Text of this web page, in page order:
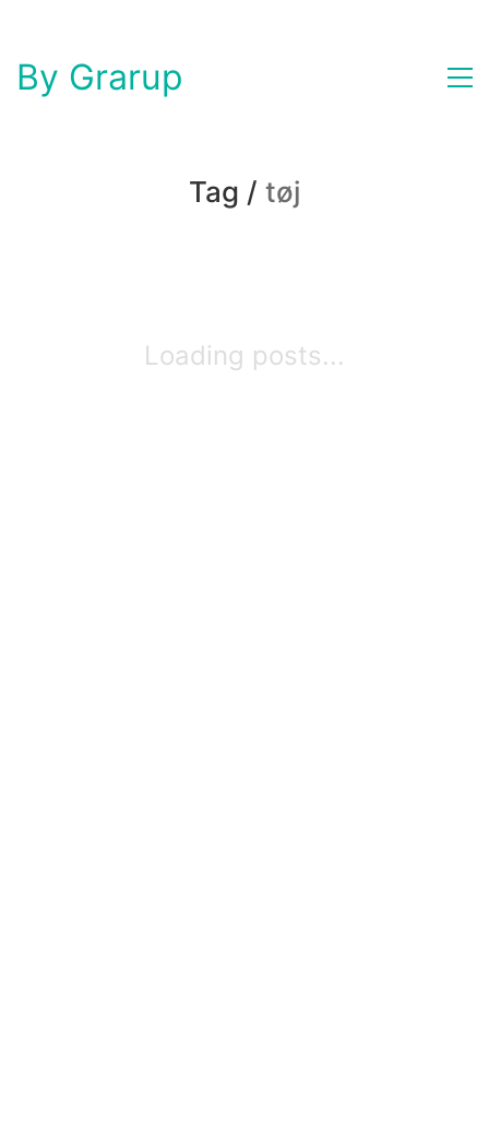
By Grarup
Tag / tøj
Loading posts...